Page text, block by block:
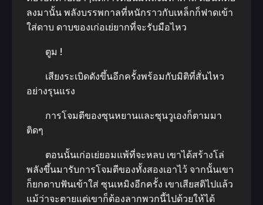
ลงมานั้น พลังบรรพกาลที่หนักราวกับเหล็กก็ฟาดเข้า
ใส่ดาบ ดาบของเก่อเย่ยากที่จะรับมือไหว
ตูม !
เสียงระเบิดดังขึ้นอีกครั้งพร้อมกับมิติที่สั่นไหว
อย่างรุนแรง
การโจมตีของซุนหยานและซุนวูเองก็ตามมา
ติดๆ
ตอนนั้นเก่อเย่ยอมแพ้ที่จะหลบ เขาได้สร้างโล่
พลังขึ้นมารับการโจมตีของทั้งสองเอาไว้ จากนั้นเขา
ก็ยกดาบฟันเข้าใส่ ซุนเหมิงอีกครั้ง เขาเสียสติไปแล้ว
แม้ว่าจะตายแต่เขาก็ต้องลากพวกนี้ไปด้วยให้ได้